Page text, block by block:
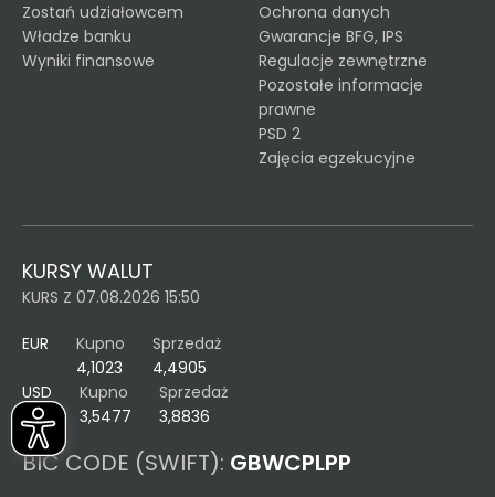
Zostań udziałowcem
Władze banku
Wyniki finansowe
Ochrona danych
Gwarancje BFG, IPS
Regulacje zewnętrzne
Pozostałe informacje
prawne
PSD 2
Zajęcia egzekucyjne
KURSY WALUT
KURS Z 07.08.2026 15:50
EUR
Kupno
4,1023
Sprzedaż
4,4905
USD
Kupno
3,5477
Sprzedaż
3,8836
BIC CODE (SWIFT): GBWCPLPP